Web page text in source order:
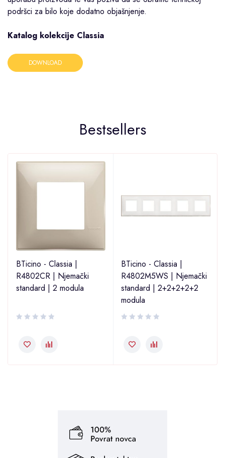
podršci za bilo koje dodatno objašnjenje.
Katalog kolekcije Classia
DOWNLOAD
Bestsellers
BTicino - Classia |
R4802CR | Njemački
standard | 2 modula
BTicino - Classia |
R4802M5WS | Njemački
standard | 2+2+2+2+2
modula